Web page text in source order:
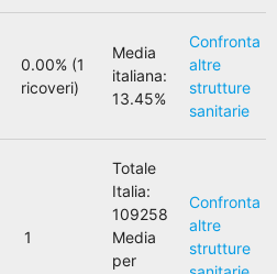
0.00% (1
ricoveri)
Media
italiana:
13.45%
Confronta
altre
strutture
sanitarie
1
Totale
Italia:
109258
Media
per
Confronta
altre
strutture